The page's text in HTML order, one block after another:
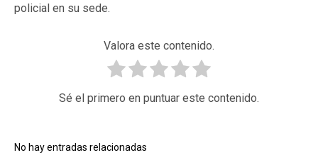
policial en su sede.
Valora este contenido.
Sé el primero en puntuar este contenido.
No hay entradas relacionadas